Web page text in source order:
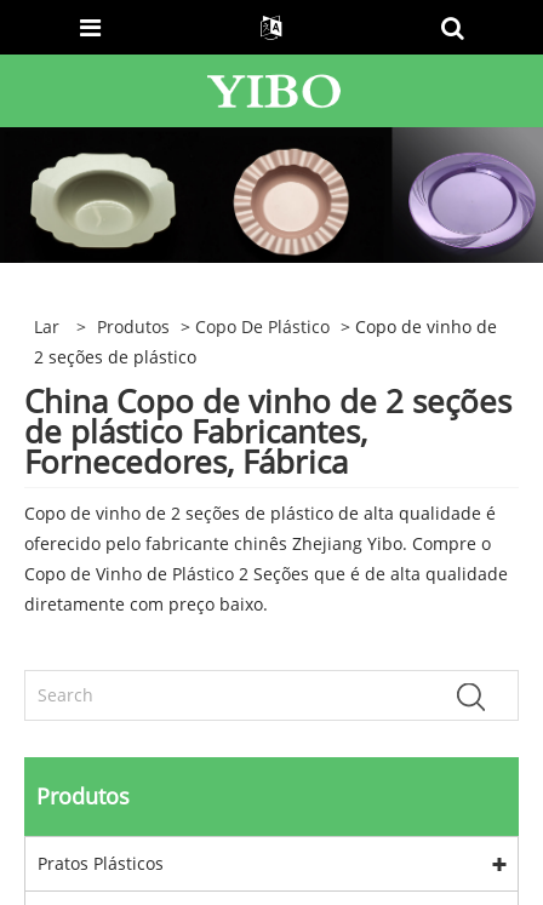
Lar > Produtos > Copo De Plástico > Copo de vinho de
2 seções de plástico
China Copo de vinho de 2 seções
de plástico Fabricantes,
Fornecedores, Fábrica
Copo de vinho de 2 seções de plástico de alta qualidade é
oferecido pelo fabricante chinês Zhejiang Yibo. Compre o
Copo de Vinho de Plástico 2 Seções que é de alta qualidade
diretamente com preço baixo.
Produtos
Pratos Plásticos